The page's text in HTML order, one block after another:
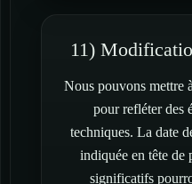
11)
Nous pouvons mettre
pour refléter des
techniques. La date
indiquée en tête de
significatifs